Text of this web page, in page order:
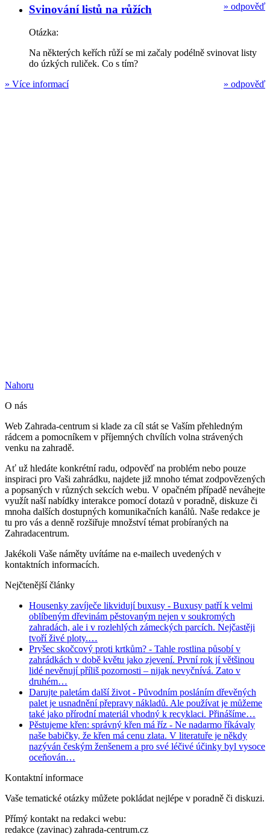
» odpověď
Svinování listů na růžích
Otázka:
Na některých keřích růží se mi začaly podélně svinovat listy
do úzkých ruliček. Co s tím?
» odpověď
» Více informací
Nahoru
O nás
Web Zahrada-centrum si klade za cíl stát se Vaším přehledným
rádcem a pomocníkem v příjemných chvílích volna strávených
venku na zahradě.
Ať už hledáte konkrétní radu, odpověď na problém nebo pouze
inspiraci pro Vaši zahrádku, najdete již mnoho témat zodpovězených
a popsaných v různých sekcích webu. V opačném případě neváhejte
využít naší nabídky interakce pomocí dotazů v poradně, diskuze či
mnoha dalších dostupných komunikačních kanálů. Naše redakce je
tu pro vás a denně rozšiřuje množství témat probíraných na
Zahradacentrum.
Jakékoli Vaše náměty uvítáme na e-mailech uvedených v
kontaktních informacích.
Nejčtenější články
Housenky zavíječe likvidují buxusy - Buxusy patří k velmi
oblíbeným dřevinám pěstovaným nejen v soukromých
zahradách, ale i v rozlehlých zámeckých parcích. Nejčastěji
tvoří živé ploty.…
Pryšec skočcový proti krtkům? - Tahle rostlina působí v
zahrádkách v době květu jako zjevení. První rok jí většinou
lidé nevěnují příliš pozornosti – nijak nevyčnívá. Zato v
druhém…
Darujte paletám další život - Původním posláním dřevěných
palet je usnadnění přepravy nákladů. Ale používat je můžeme
také jako přírodní materiál vhodný k recyklaci. Přinášíme…
Pěstujeme křen: správný křen má říz - Ne nadarmo říkávaly
naše babičky, že křen má cenu zlata. V literatuře je někdy
nazýván českým ženšenem a pro své léčivé účinky byl vysoce
oceňován…
Kontaktní informace
Vaše tematické otázky můžete pokládat nejlépe v poradně či diskuzi.
Přímý kontakt na redakci webu:
redakce (zavinac) zahrada-centrum.cz